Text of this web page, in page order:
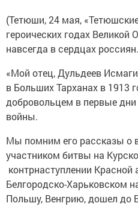
(Тетюши, 24 мая,
героических годах Великой
навсегда в сердцах россиян.
«Мой отец, Дульдеев
в Больших Тарханах в 1913
добровольцем в первые дни
войны.
Мы помним его рассказы о
участником битвы на
контрнаступ­лении
Белгородско-Харьковском
Польшу, Венгрию, дошел до